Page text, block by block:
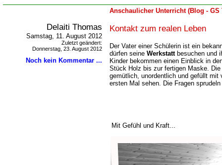
Anschaulicher Unterricht (Blog - GS
Delaiti Thomas
Samstag, 11. August 2012
Zuletzt geändert:
Donnerstag, 23. August 2012
Noch kein Kommentar ...
Kontakt zum realen Leben
Der Vater einer Schülerin ist ein
dürfen seine Werkstattbesuchen und
Kinder bekommen einen Einblick in
Stück Holz bis zur fertigen Maske.
gemütlich, unordentlich und gefüllt mit
ersten Mal sehen. Die Fragen
Mit Gefühl und Kraft...